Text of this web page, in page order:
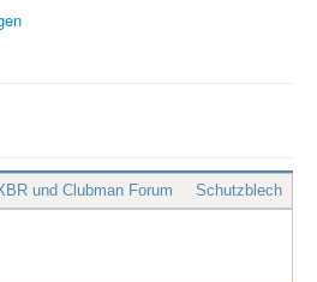
und Clubman Forum Schutzblech